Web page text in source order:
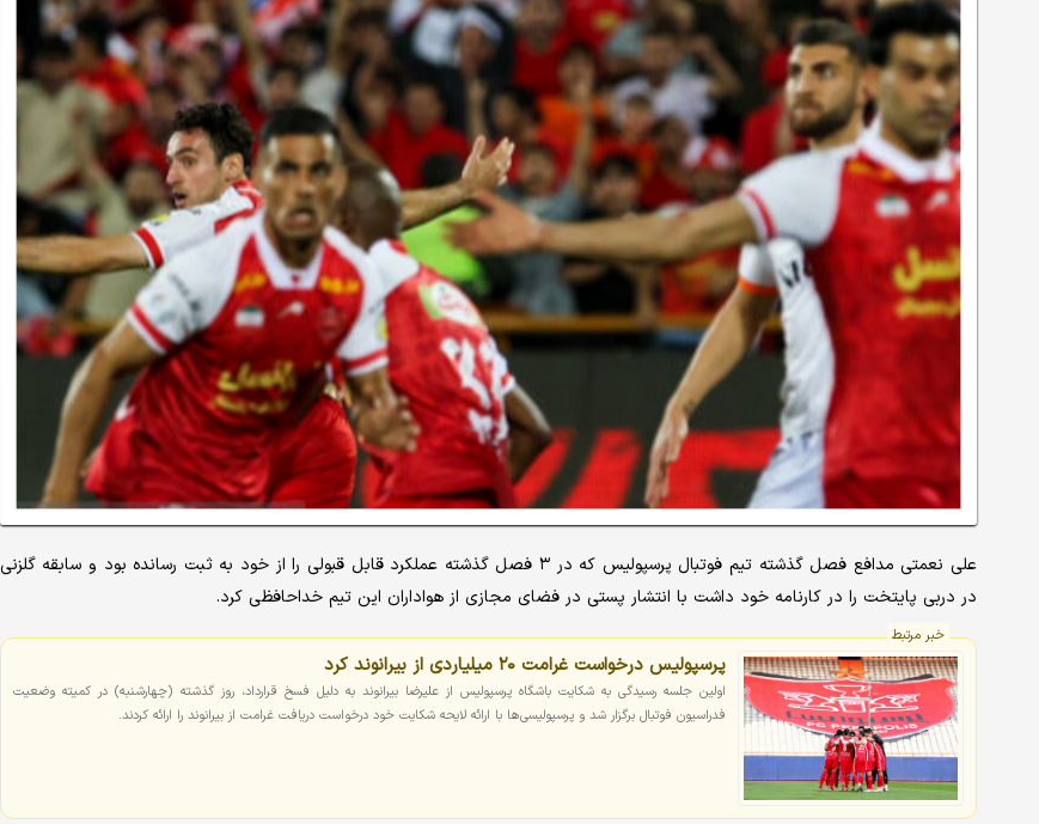
علی نعمتی مدافع فصل گذشته تیم فوتبال پرسپولیس که در ۳ فصل گذشته عملکرد قابل قبولی را از خود به ثبت رسانده بود و سابقه گلزنی
در دربی پایتخت را در کارنامه خود داشت با انتشار پستی در فضای مجازی از هواداران این تیم خداحافظی کرد.
خبر مرتبط
پرسپولیس درخواست غرامت ۲۰ میلیاردی از بیرانوند کرد
اولین جلسه رسیدگی به شکایت باشگاه پرسپولیس از علیرضا بیرانوند به دلیل فسخ قرارداد، روز گذشته (چهارشنبه) در کمیته وضعیت
فدراسیون فوتبال برگزار شد و پرسپولیسی‌ها با ارائه لایحه شکایت خود درخواست دریافت غرامت از بیرانوند را ارائه کردند.